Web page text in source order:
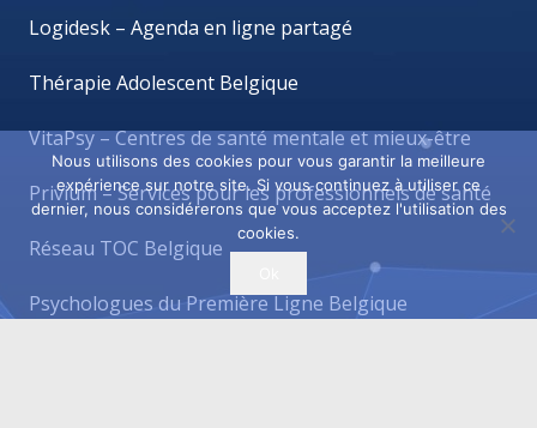
Logidesk – Agenda en ligne partagé
Thérapie Adolescent Belgique
VitaPsy – Centres de santé mentale et mieux-être
Privium – Services pour les professionnels de santé
Réseau TOC Belgique
Psychologues du Première Ligne Belgique
Nous utilisons des cookies pour vous garantir la meilleure
expérience sur notre site. Si vous continuez à utiliser ce
dernier, nous considérerons que vous acceptez l'utilisation des
cookies.